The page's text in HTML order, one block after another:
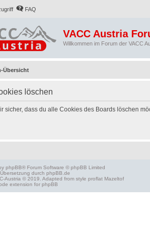
FAQ
VACC Austria
Willkommen im Forum der VACC
Übersicht
löschen
sicher, dass du alle Cookies des Boards löschen
phpBB® Forum Software © phpBB Limited
durch phpBB.de
Austria © 2019. Adapted from style proflat Mazeltof
extension for phpBB